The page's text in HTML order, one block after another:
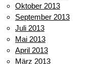
Oktober 2013
September 2013
Juli 2013
Mai 2013
April 2013
März 2013